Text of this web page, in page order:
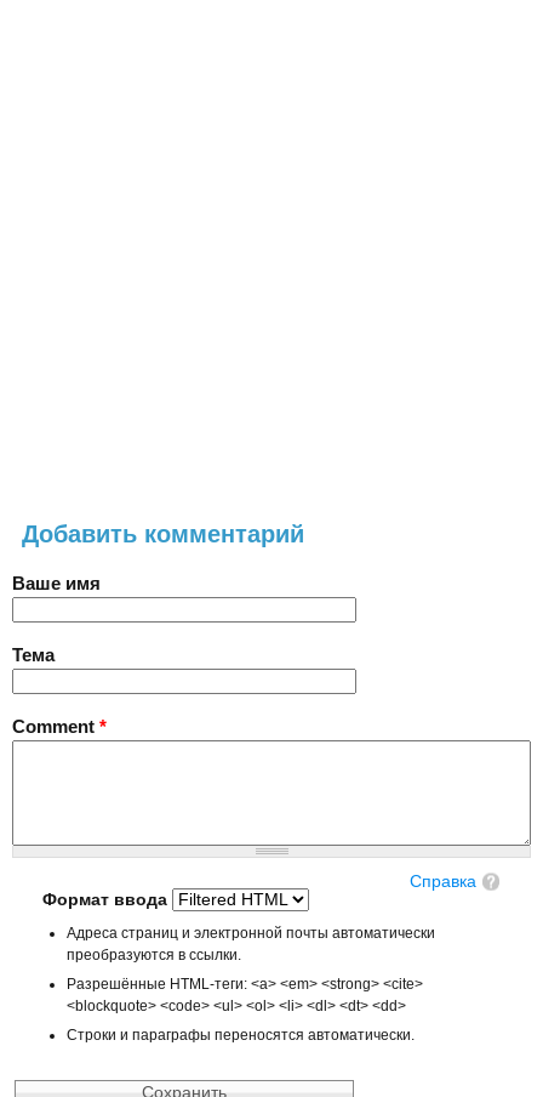
Добавить комментарий
Ваше имя
Тема
Comment *
Справка
Формат ввода
Адреса страниц и электронной почты автоматически
преобразуются в ссылки.
Разрешённые HTML-теги: <a> <em> <strong> <cite>
<blockquote> <code> <ul> <ol> <li> <dl> <dt> <dd>
Строки и параграфы переносятся автоматически.